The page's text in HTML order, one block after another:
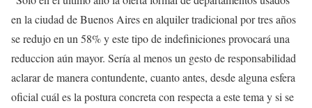
en la ciudad de Buenos Aires en alquiler tradicional por tres años
se redujo en un 58% y este tipo de indefiniciones provocará una
reduccion aún mayor. Sería al menos un gesto de responsabilidad
aclarar de manera contundente, cuanto antes, desde alguna esfera
oficial cuál es la postura concreta con respecta a este tema y si se